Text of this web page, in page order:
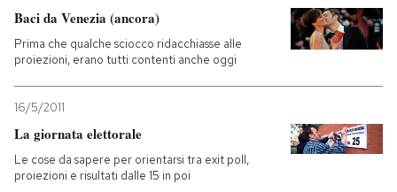
Baci da Venezia (ancora)
Prima che qualche sciocco ridacchiasse alle
proiezioni, erano tutti contenti anche oggi
16/5/2011
La giornata elettorale
Le cose da sapere per orientarsi tra exit poll,
proiezioni e risultati dalle 15 in poi